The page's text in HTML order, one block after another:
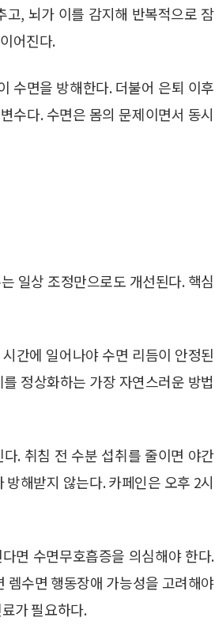
고, 뇌가 이를 감지해 반복적으로 잠
어진다.
수면을 방해한다. 더불어 은퇴 이후
수다. 수면은 몸의 문제이면서 동시
일상 조정만으로도 개선된다. 핵심
간에 일어나야 수면 리듬이 안정된
정상화하는 가장 자연스러운 방법
. 취침 전 수분 섭취를 줄이면 야간
해받지 않는다. 카페인은 오후 2시
면 수면무호흡증을 의심해야 한다.
렘수면 행동장애 가능성을 고려해야
가 필요하다.